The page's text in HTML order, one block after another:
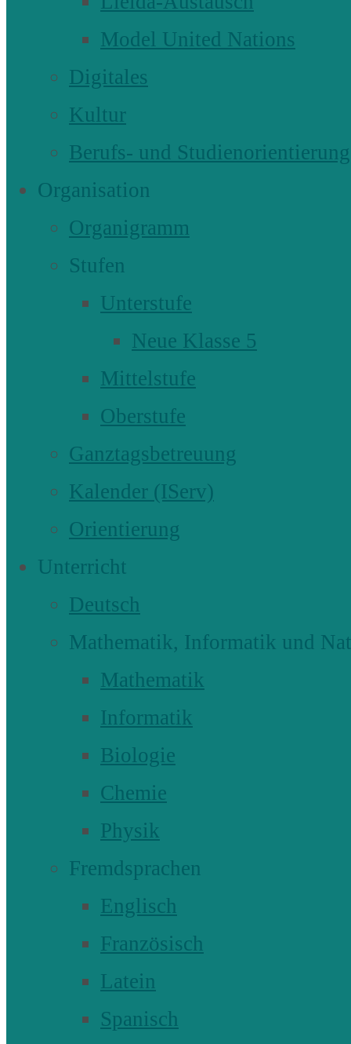
Model United Nations
Digitales
Kultur
Berufs- und Studienorientierung
Organisation
Organigramm
Stufen
Unterstufe
Neue Klasse 5
Mittelstufe
Oberstufe
Ganztagsbetreuung
Kalender (IServ)
Orientierung
Unterricht
Deutsch
Mathematik, Informatik und
Mathematik
Informatik
Biologie
Chemie
Physik
Fremdsprachen
Englisch
Französisch
Latein
Spanisch